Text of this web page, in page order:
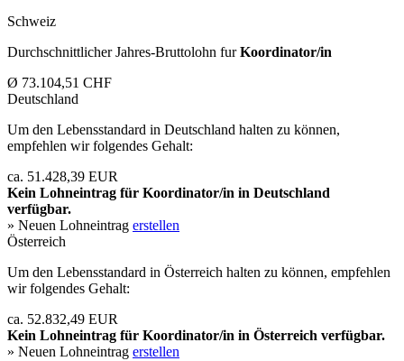
Schweiz
Durchschnittlicher Jahres-Bruttolohn furKoordinator/in
Ø 73.104,51 CHF
Deutschland
Um den Lebensstandard in Deutschland halten zu können,
empfehlen wir folgendes Gehalt:
ca. 51.428,39 EUR
Kein Lohneintrag für Koordinator/in in Deutschland
verfügbar.
» Neuen Lohneintrag erstellen
Österreich
Um den Lebensstandard in Österreich halten zu können, empfehlen
wir folgendes Gehalt:
ca. 52.832,49 EUR
Kein Lohneintrag für Koordinator/in in Österreich verfügbar.
» Neuen Lohneintrag erstellen